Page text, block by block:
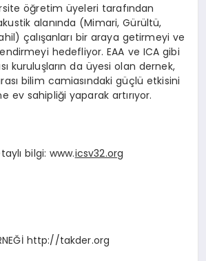
öğretim üyeleri tarafından
alanında (Mimari, Gürültü,
çalışanları bir araya getirmeyi ve
hedefliyor. EAA ve ICA gibi
kuruluşların da üyesi olan dernek,
bilim camiasındaki güçlü etkisini
ev sahipliği yaparak artırıyor.
bilgi: www.icsv32.org
http://takder.org